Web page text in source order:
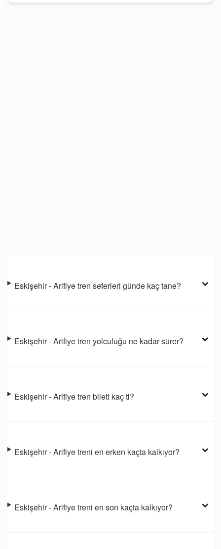
Eskişehir - Arifiye tren seferleri günde kaç tane?
Eskişehir - Arifiye tren yolculuğu ne kadar sürer?
Eskişehir - Arifiye tren bileti kaç tl?
Eskişehir - Arifiye treni en erken kaçta kalkıyor?
Eskişehir - Arifiye treni en son kaçta kalkıyor?